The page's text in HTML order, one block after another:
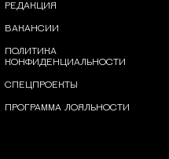
РЕДАКЦИЯ
ВАКАНСИИ
ПОЛИТИКА
КОНФИДЕНЦИАЛЬНОСТИ
СПЕЦПРОЕКТЫ
ПРОГРАММА ЛОЯЛЬНОСТИ